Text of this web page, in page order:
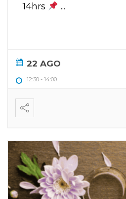
14hrs
...
22 AGO
12:30 - 14:00